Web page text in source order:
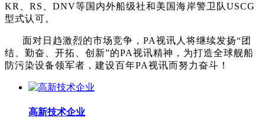
KR、RS、DNV等国内外船级社和美国海岸警卫队USCG
型式认可。
面对日趋激烈的市场竞争，PA视讯人将继续发扬“团
结、勤奋、开拓、创新”的PA视讯精神，为打造全球舰船
防污染设备领军者，建设百年PA视讯而努力奋斗！
高新技术企业